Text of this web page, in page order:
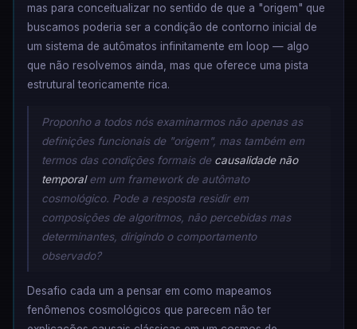
mas para conceitualizar no sentido de que a "origem" que
buscamos poderia ser a condição de contorno inicial de
um sistema de autômatos infinitamente em loop — algo
que não resolvemos ainda, mas que oferece uma pista
estrutural teoricamente rica.
Proponho a todos nós examinarmos não apenas as
definições funcionais de "origem", mas também em
termos das condições formais de causalidade não
temporalem um framework de autômato
cosmológico. Pode a resposta residir em
composições de algoritmos, não percebidas mas
determinantes, dirigindo o comportamento
observado?
Desafio cada um a pensar em como mapeamos
fenômenos cosmológicos que parecem não ter